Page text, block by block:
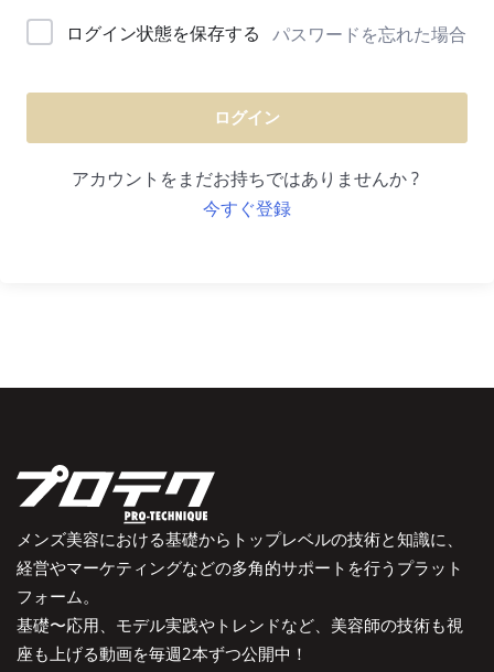
ログイン状態を保存する パスワードを忘れた場合
ログイン
アカウントをまだお持ちではありませんか ?
今すぐ登録
メンズ美容における基礎からトップレベルの技術と知識に、
経営やマーケティングなどの多角的サポートを行うプラット
フォーム。
基礎〜応用、モデル実践やトレンドなど、美容師の技術も視
座も上げる動画を毎週2本ずつ公開中！